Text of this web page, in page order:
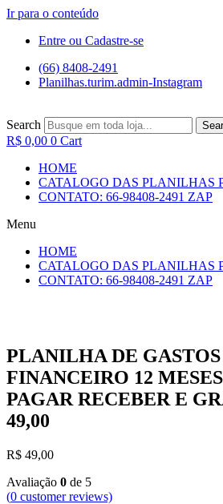
Ir para o conteúdo
Entre ou Cadastre-se
(66) 8408-2491
Planilhas.turim.admin-Instagram
Search
R$ 0,00 0 Cart
HOME
CATALOGO DAS PLANILHAS
CONTATO: 66-98408-2491 ZAP
Menu
HOME
CATALOGO DAS PLANILHAS
CONTATO: 66-98408-2491 ZAP
PLANILHA DE GASTOS
FINANCEIRO 12
PAGAR RECEBER E
49,00
R$ 49,00
Avaliação 0 de 5
(0 customer reviews)